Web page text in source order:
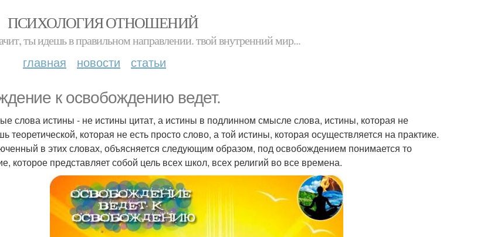
ПСИХОЛОГИЯ ОТНОШЕНИЙ
ты идешь в правильном направлении. твой внутренний мир...
главная новости статьи
к освобождению ведет.
слова истины - не истины цитат, а истины в подлинном смысле слова, истины, которая не
теоретической, которая не есть просто слово, а той истины, которая осуществляется на практике.
в этих словах, объясняется следующим образом, под освобождением понимается то
которое представляет собой цель всех школ, всех религий во все времена.